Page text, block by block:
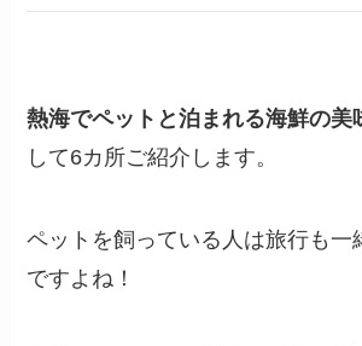
熱海でペットと泊まれる海鮮の美
して6カ所ご紹介します。
ペットを飼っている人は旅行も一
ですよね！